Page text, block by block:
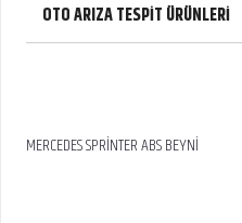
OTO ARIZA TESPİT ÜRÜNLERİ
MERCEDES SPRİNTER ABS BEYNİ